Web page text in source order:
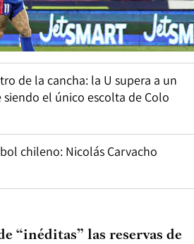
de la cancha: la U supera a un
el único escolta de Colo
chileno: Nicolás Carvacho
“inéditas” las reservas de